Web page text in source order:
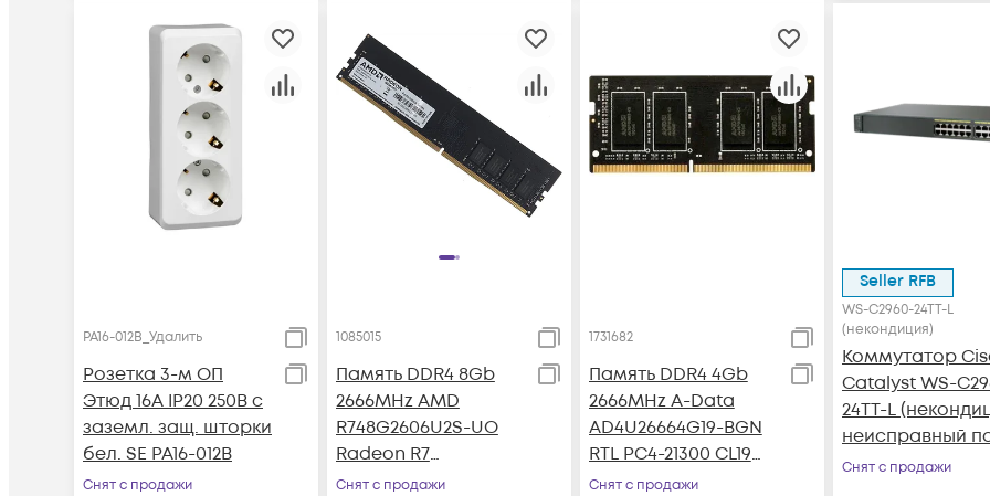
PA16-012B_Удалить
Розетка 3-м ОП
Этюд 16А IP20 250В с
заземл. защ. шторки
бел. SE PA16-012B
Снят с продажи
1085015
Память DDR4 8Gb
2666MHz AMD
R748G2606U2S-UO
Radeon R7
Performance Series
Снят с продажи
1731682
Память DDR4 4Gb
2666MHz A-Data
AD4U26664G19-BGN
RTL PC4-21300 CL19
DIMM 288-pin 1.2В
Снят с продажи
Seller RFB
WS-C2960-24TT-L
(некондиция)
Коммутатор
Catalyst WS-
24TT-L
неисправный
RJ-45)
Снят с продажи